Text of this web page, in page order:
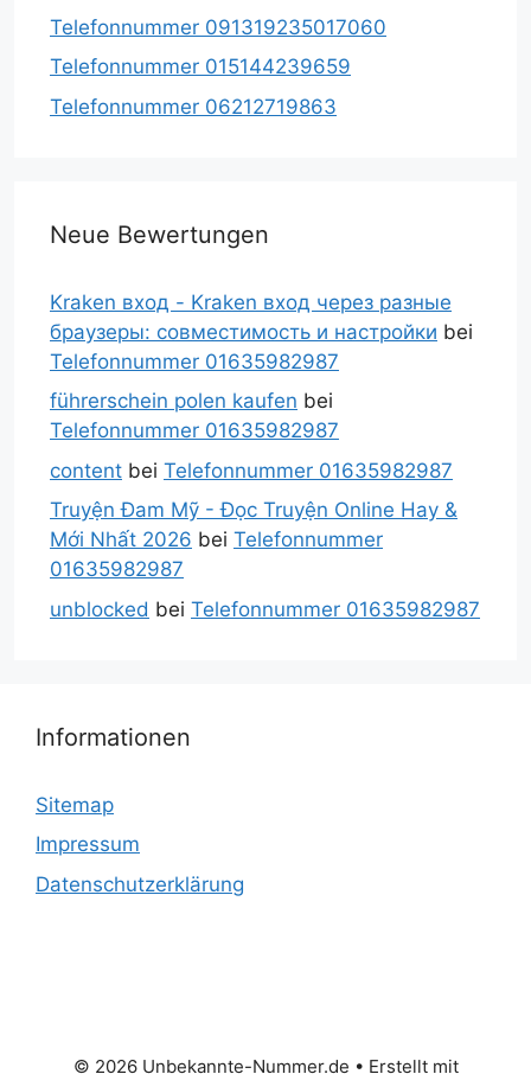
Telefonnummer 091319235017060
Telefonnummer 015144239659
Telefonnummer 06212719863
Neue Bewertungen
Kraken вход - Kraken вход через разные
браузеры: совместимость и настройки bei
Telefonnummer 01635982987
führerschein polen kaufen bei
Telefonnummer 01635982987
content bei Telefonnummer 01635982987
Truyện Đam Mỹ - Đọc Truyện Online Hay &
Mới Nhất 2026 bei Telefonnummer
01635982987
unblocked bei Telefonnummer 01635982987
Informationen
Sitemap
Impressum
Datenschutzerklärung
© 2026 Unbekannte-Nummer.de • Erstellt mit